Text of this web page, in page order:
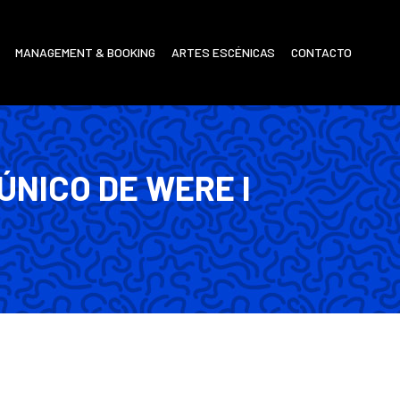
MANAGEMENT & BOOKING ARTES ESCÉNICAS CONTACTO
DE WERE I